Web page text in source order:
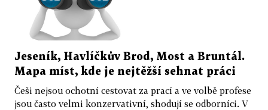
Jeseník, Havlíčkův Brod, Most a Bruntál.
Mapa míst, kde je nejtěžší sehnat práci
Češi nejsou ochotní cestovat za prací a ve volbě profese
jsou často velmi konzervativní, shodují se odborníci. V